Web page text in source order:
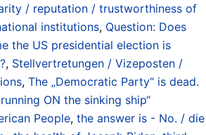
/ reputation / trustworthiness of
institutions, Question: Does
the US presidential election is
, Stellvertretungen / Vizeposten /
, The „Democratic Party“ is dead.
ON the sinking ship“
People, the answer is - No. / die